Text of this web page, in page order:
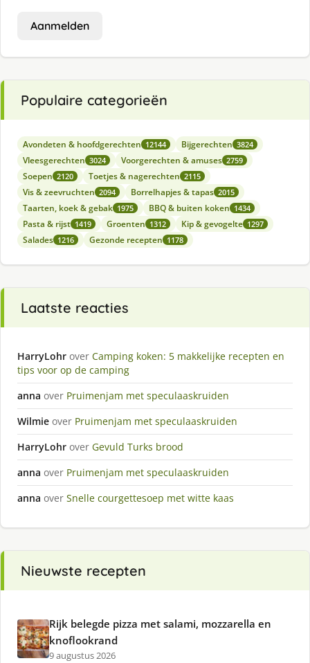
Aanmelden
Populaire categorieën
Avondeten & hoofdgerechten 12144 Bijgerechten 3824
Vleesgerechten 3024 Voorgerechten & amuses 2759
Soepen 2120 Toetjes & nagerechten 2115
Vis & zeevruchten 2094 Borrelhapjes & tapas 2015
Taarten, koek & gebak 1975 BBQ & buiten koken 1434
Pasta & rijst 1419 Groenten 1312 Kip & gevogelte 1297
Salades 1216 Gezonde recepten 1178
Laatste reacties
HarryLohr over Camping koken: 5 makkelijke recepten en
tips voor op de camping
anna over Pruimenjam met speculaaskruiden
Wilmie over Pruimenjam met speculaaskruiden
HarryLohr over Gevuld Turks brood
anna over Pruimenjam met speculaaskruiden
anna over Snelle courgettesoep met witte kaas
Nieuwste recepten
Rijk belegde pizza met salami, mozzarella en
knoflookrand
9 augustus 2026